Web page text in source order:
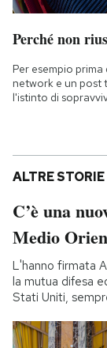
Perché non
Per esempio
network e un post
l'istinto di
ALTRE STORIE
C’è una
Medio
L'hanno firmata
la mutua difesa
Stati Uniti,